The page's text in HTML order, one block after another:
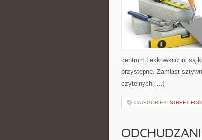
centrum Lekkowkuchni są
przystępne. Zamiast
czytelnych […]
CATEGORIES: STREET